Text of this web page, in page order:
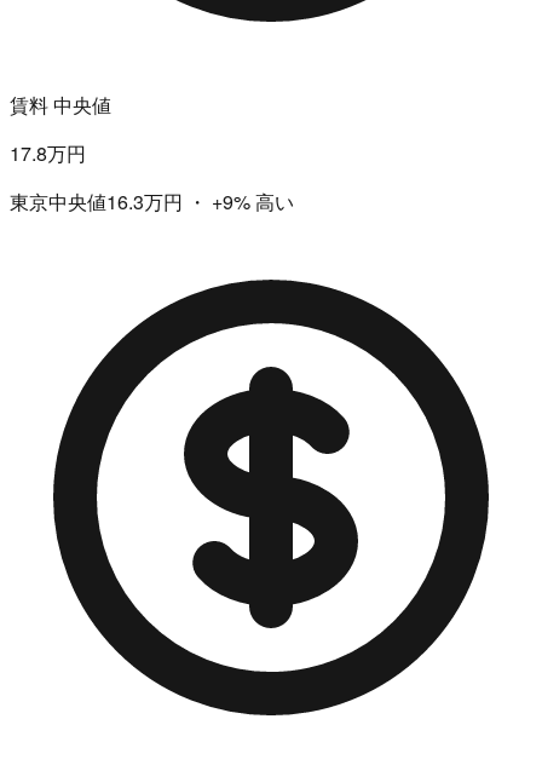
賃料 中央値
17.8万円
東京中央値16.3万円 ・ +9%高い